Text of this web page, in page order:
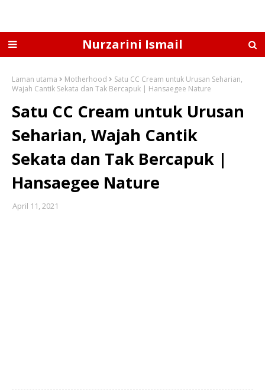
Nurzarini Ismail
Laman utama Motherhood
Satu CC Cream untuk Urusan Seharian,
Wajah Cantik Sekata dan Tak Bercapuk | Hansaegee Nature
Satu CC Cream untuk Urusan
Seharian, Wajah Cantik
Sekata dan Tak Bercapuk |
Hansaegee Nature
April 11, 2021